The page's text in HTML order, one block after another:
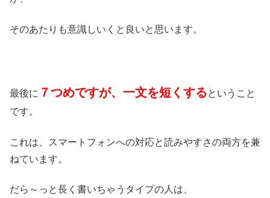
そのあたりも意識しいくと良いと思います。
最後に ７つめですが、一文を短くするということ
です。
これは、スマートフォンへの対応と読みやすさの両方を兼
ねています。
だら～っと長く書いちゃうタイプの人は、